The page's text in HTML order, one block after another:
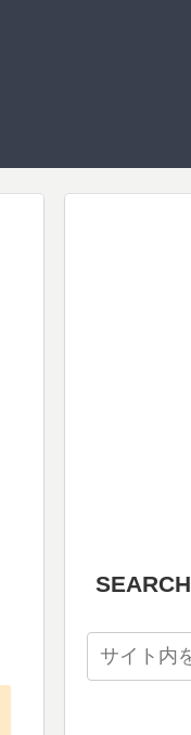
SEARCH